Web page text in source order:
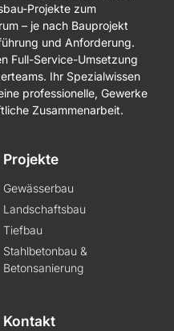
Projekte zum
– je nach Bauprojekt
und Anforderung.
Full-Service-Umsetzung
Ihr Spezialwissen
professionelle, Gewerke
Zusammenarbeit.
Projekte
Gewässerbau
Landschaftsbau
Tiefbau
Stahlbetonbau &
Betonsanierung
Kontakt